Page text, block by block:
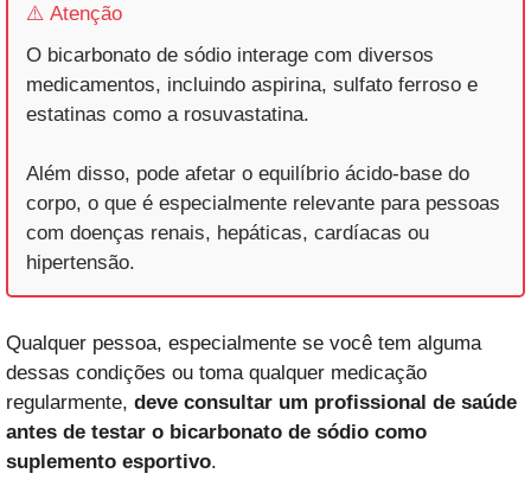
⚠️ Atenção
O bicarbonato de sódio interage com diversos
medicamentos, incluindo aspirina, sulfato ferroso e
estatinas como a rosuvastatina.
Além disso, pode afetar o equilíbrio ácido-base do
corpo, o que é especialmente relevante para pessoas
com doenças renais, hepáticas, cardíacas ou
hipertensão.
Qualquer pessoa, especialmente se você tem alguma
dessas condições ou toma qualquer medicação
regularmente, deve consultar um profissional de saúde
antes de testar o bicarbonato de sódio como
suplemento esportivo.